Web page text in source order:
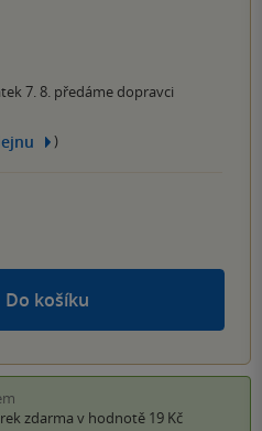
7. 8. předáme dopravci
)
Do košíku
zdarma v hodnotě 19 Kč